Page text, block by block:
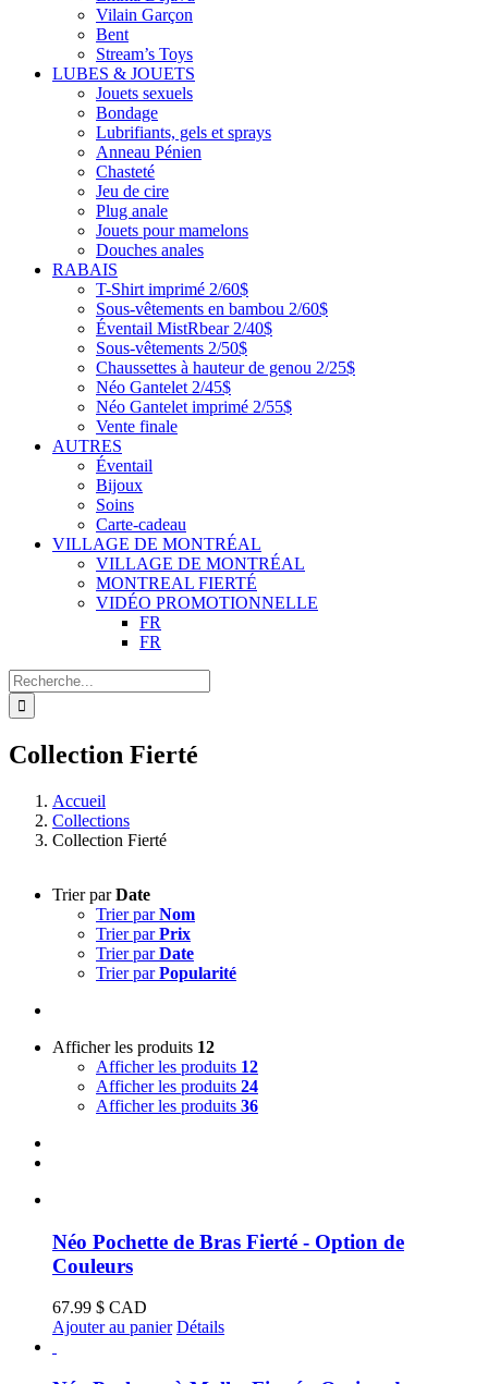
Vilain Garçon
Bent
Stream’s Toys
LUBES & JOUETS
Jouets sexuels
Bondage
Lubrifiants, gels et sprays
Anneau Pénien
Chasteté
Jeu de cire
Plug anale
Jouets pour mamelons
Douches anales
RABAIS
T-Shirt imprimé 2/60$
Sous-vêtements en bambou 2/60$
Éventail MistRbear 2/40$
Sous-vêtements 2/50$
Chaussettes à hauteur de genou 2/25$
Néo Gantelet 2/45$
Néo Gantelet imprimé 2/55$
Vente finale
AUTRES
Éventail
Bijoux
Soins
Carte-cadeau
VILLAGE DE MONTRÉAL
VILLAGE DE MONTRÉAL
MONTREAL FIERTÉ
VIDÉO PROMOTIONNELLE
FR
FR
Recherche
de
:
Collection Fierté
Accueil
Collections
Collection Fierté
Trier parDate
Trier parNom
Trier parPrix
Trier parDate
Trier parPopularité
Afficher les produits 12
Afficher les produits 12
Afficher les produits 24
Afficher les produits 36
Néo Pochette de Bras Fierté - Option de
Couleurs
67.99 $ CAD
Ajouter au panier Détails